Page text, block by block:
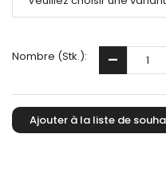
Nombre (Stk.):